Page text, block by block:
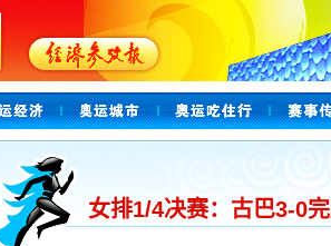
女排1/4决赛：古巴3-0